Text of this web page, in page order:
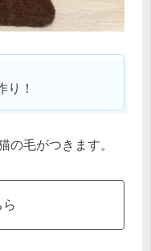
り！
の毛がつきます。